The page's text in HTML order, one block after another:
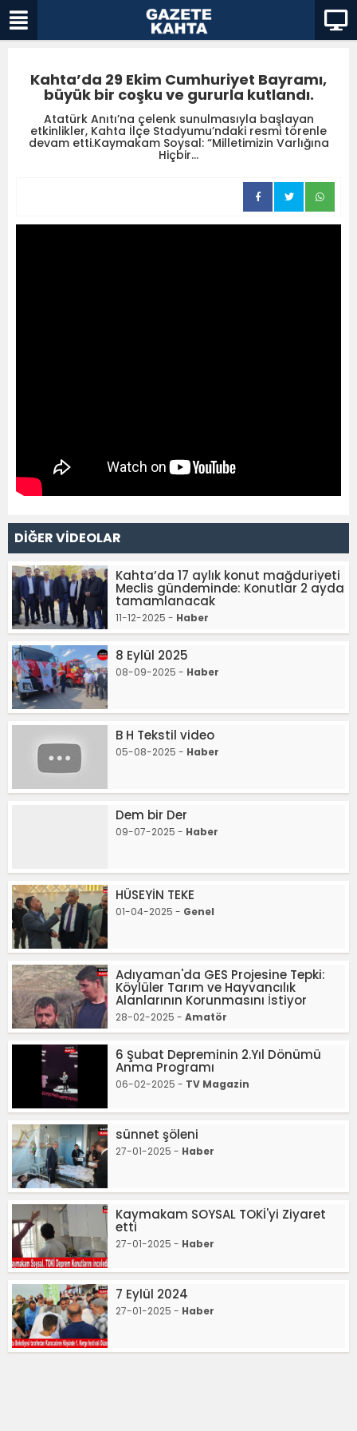
Kahta’da 29 Ekim Cumhuriyet Bayramı,
büyük bir coşku ve gururla kutlandı.
Atatürk Anıtı’na çelenk sunulmasıyla başlayan
etkinlikler, Kahta İlçe Stadyumu’ndaki resmi törenle
devam etti.Kaymakam Soysal: “Milletimizin Varlığına
Hiçbir...
DİĞER VİDEOLAR
Kahta’da 17 aylık konut mağduriyeti
Meclis gündeminde: Konutlar 2 ayda
tamamlanacak
11-12-2025 - Haber
8 Eylül 2025
08-09-2025 - Haber
B H Tekstil video
05-08-2025 - Haber
Dem bir Der
09-07-2025 - Haber
HÜSEYİN TEKE
01-04-2025 - Genel
Adıyaman'da GES Projesine Tepki:
Köylüler Tarım ve Hayvancılık
Alanlarının Korunmasını İstiyor
28-02-2025 - Amatör
6 Şubat Depreminin 2.Yıl Dönümü
Anma Programı
06-02-2025 - TV Magazin
sünnet şöleni
27-01-2025 - Haber
Kaymakam SOYSAL TOKİ'yi Ziyaret
etti
27-01-2025 - Haber
7 Eylül 2024
27-01-2025 - Haber